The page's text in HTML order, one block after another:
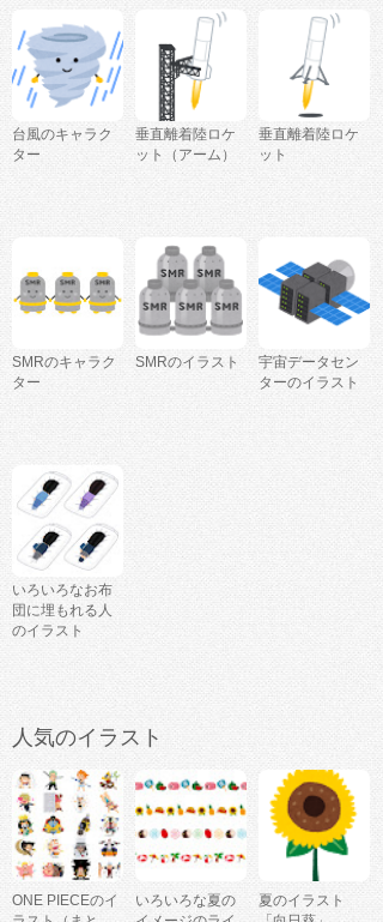
台風のキャラク
ター
垂直離着陸ロケ
ット（アーム）
垂直離着陸ロケ
ット
SMRのキャラク
ター
SMRのイラスト
宇宙データセン
ターのイラスト
いろいろなお布
団に埋もれる人
のイラスト
人気のイラスト
ONE PIECEのイ
いろいろな夏の
夏のイラスト